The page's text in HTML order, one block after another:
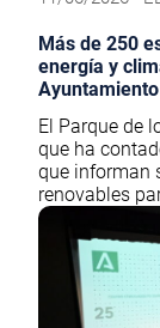
Más de 250
energía y
El Parque de
que ha
que informan
renovables